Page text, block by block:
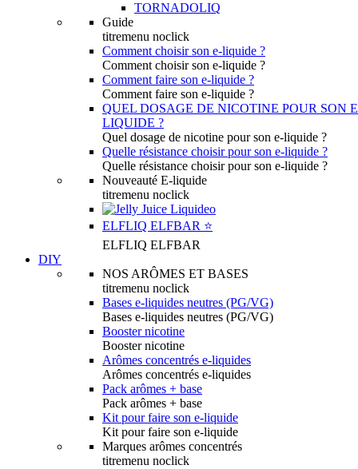
TORNADOLIQ
Guide
titremenu noclick
Comment choisir son e-liquide ?
Comment choisir son e-liquide ?
Comment faire son e-liquide ?
Comment faire son e-liquide ?
QUEL DOSAGE DE NICOTINE POUR SON
LIQUIDE ?
Quel dosage de nicotine pour son e-liquide ?
Quelle résistance choisir pour son e-liquide ?
Quelle résistance choisir pour son e-liquide ?
Nouveauté E-liquide
titremenu noclick
ELFLIQ ELFBAR ⭐️
ELFLIQ ELFBAR
DIY
NOS ARÔMES ET BASES
titremenu noclick
Bases e-liquides neutres (PG/VG)
Bases e-liquides neutres (PG/VG)
Booster nicotine
Booster nicotine
Arômes concentrés e-liquides
Arômes concentrés e-liquides
Pack arômes + base
Pack arômes + base
Kit pour faire son e-liquide
Kit pour faire son e-liquide
Marques arômes concentrés
titremenu noclick